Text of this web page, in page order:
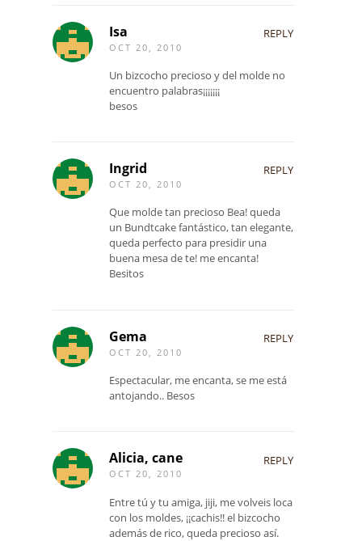
Isa
OCT 20, 2010
REPLY
Un bizcocho precioso y del molde no
encuentro palabras¡¡¡¡¡¡¡
besos
Ingrid
OCT 20, 2010
REPLY
Que molde tan precioso Bea! queda
un Bundtcake fantástico, tan elegante,
queda perfecto para presidir una
buena mesa de te! me encanta!
Besitos
Gema
OCT 20, 2010
REPLY
Espectacular, me encanta, se me está
antojando.. Besos
Alicia, cane
OCT 20, 2010
REPLY
Entre tú y tu amiga, jiji, me volveis loca
con los moldes, ¡¡cachis!! el bizcocho
además de rico, queda precioso así.